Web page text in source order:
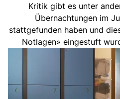
Kritik gibt es unter
Übernachtungen im
stattgefunden haben und
Notlagen» eingestuft